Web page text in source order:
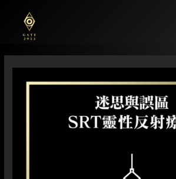
內